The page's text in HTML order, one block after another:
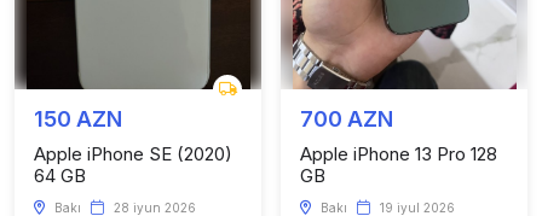
150 AZN
Apple iPhone SE (2020)
64 GB
Bakı 28 iyun 2026
700 AZN
Apple iPhone 13 Pro 128
GB
Bakı 19 iyul 2026